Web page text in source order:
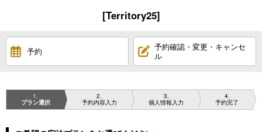
[Territory25]
予約
予約確認・変更・キャンセ
ル
1
プラン選択
2
予約内容入力
3
個人情報入力
4
予約完了